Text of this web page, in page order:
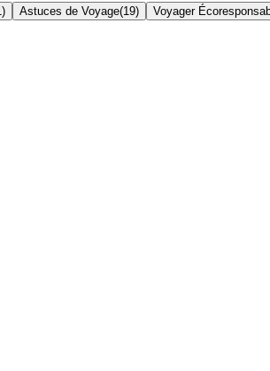
) Astuces de Voyage(19) Voyager